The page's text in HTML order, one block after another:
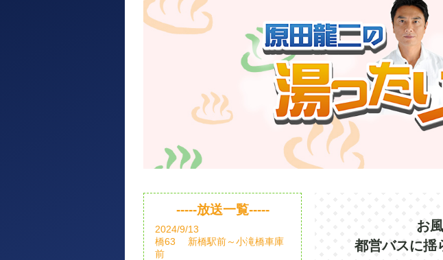
お
都営バスに揺
-----放送一覧-----
2024/9/13
橋63 新橋駅前～小滝橋車庫
前